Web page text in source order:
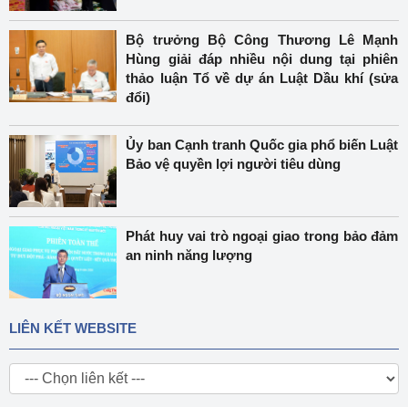
Bộ trưởng Bộ Công Thương Lê Mạnh
Hùng giải đáp nhiều nội dung tại phiên
thảo luận Tổ về dự án Luật Dầu khí (sửa
đổi)
Ủy ban Cạnh tranh Quốc gia phổ biến Luật
Bảo vệ quyền lợi người tiêu dùng
Phát huy vai trò ngoại giao trong bảo đảm
an ninh năng lượng
LIÊN KẾT WEBSITE